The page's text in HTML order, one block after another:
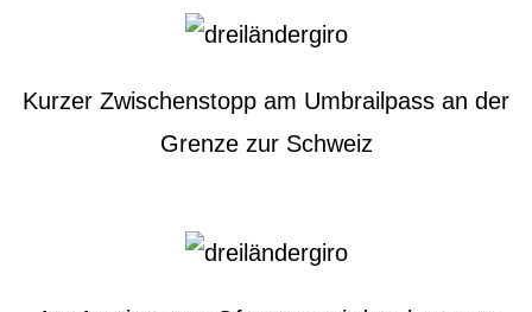
Kurzer Zwischenstopp am Umbrailpass an der
Grenze zur Schweiz